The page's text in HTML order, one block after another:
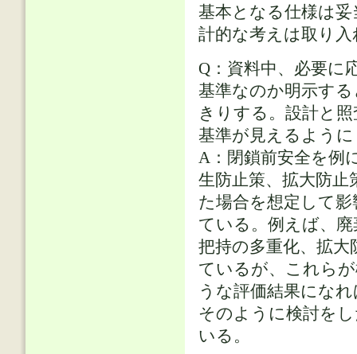
基本となる仕様は
計的な考えは取り
Q：資料中、必要に
基準なのか明示す
きりする。設計と
基準が見えるよう
A：閉鎖前安全を例
生防止策、拡大防
た場合を想定して
ている。例えば、
把持の多重化、拡
ているが、これら
うな評価結果にな
そのように検討を
いる。